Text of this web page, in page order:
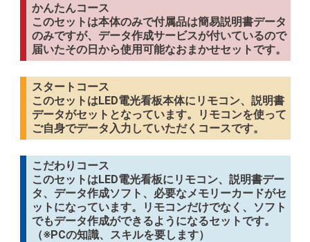
かんたんコース
このセットは本体のみで付属品は簡易説明書データ
のみですが、データ作成サービスが付いているので
届いたその日から使用可能なおまかせセットです。
スタートコース
このセットはLED電光看板本体にリモコン、説明書
データがセットとなっています。リモコンを使って
ご自身でデータ入力していただくコースです。
こだわりコース
このセットはLED電光看板にリモコン、説明書デー
タ、データ作成ソフト、必要なメモリーカードがセ
ットになっています。リモコンだけでなく、ソフト
でもデータ作成ができるようになるセットです。
（※PCの知識、スキルを要します）